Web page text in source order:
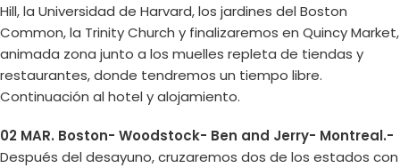
Hill, la Universidad de Harvard, los jardines del Boston
Common, la Trinity Church y finalizaremos en Quincy Market,
animada zona junto a los muelles repleta de tiendas y
restaurantes, donde tendremos un tiempo libre.
Continuación al hotel y alojamiento.
02 MAR. Boston- Woodstock- Ben and Jerry- Montreal.-
Después del desayuno, cruzaremos dos de los estados con